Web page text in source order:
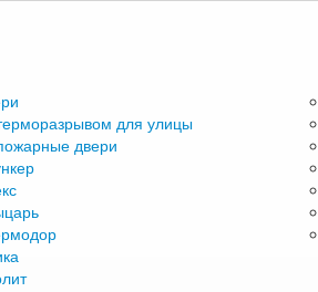
для улицы
двери